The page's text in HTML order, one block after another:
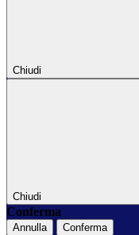
Chiudi
Chiudi
Conferma
Annulla Conferma